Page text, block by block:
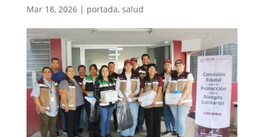
Mar 18, 2026| portada, salud